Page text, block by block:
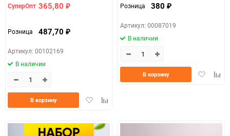
СуперОпт 365,80 ₽
Розница 487,70 ₽
Артикул: 00102169
В наличии
ДобавитьДобавить
В корзину
Розница 380 ₽
Артикул: 00087019
В наличии
Добавить
В корзину